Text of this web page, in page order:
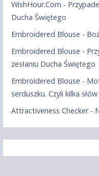
WishHour.Com -
Ducha Świętego
Embroidered Blouse -
Embroidered Blouse -
zesłaniu Ducha Świętego
Embroidered Blouse -
serduszku. Czyli kilka
Attractiveness Checker-